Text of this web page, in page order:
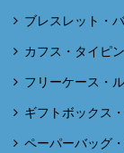
ブレスレット・
カフス・タイピ
フリーケース・
ギフトボックス
ペーパーバッグ